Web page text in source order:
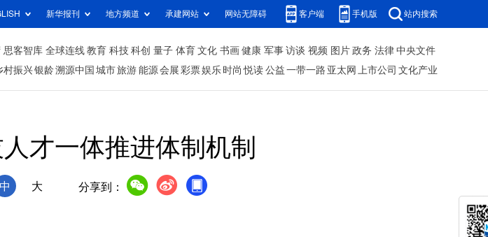
新华报刊 地方频道 承建网站 网站无障碍 客户端 手机版 站内搜索
思客智库 全球连线 教育 科技 科创 量子 体育 文化 书画 健康 军事 访谈 视频 图片 政务 法律 中央文件
村振兴银龄溯源中国 城市旅游 能源 会展 彩票娱乐 时尚 悦读 公益 一带一路 亚太网 上市公司 文化产业
才一体推进体制机制
中 大 分享到：